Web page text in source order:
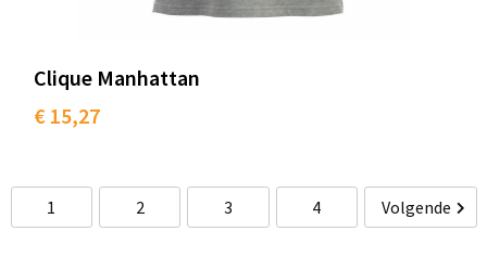
Clique Manhattan
€ 15,27
1 2 3 4 Volgende